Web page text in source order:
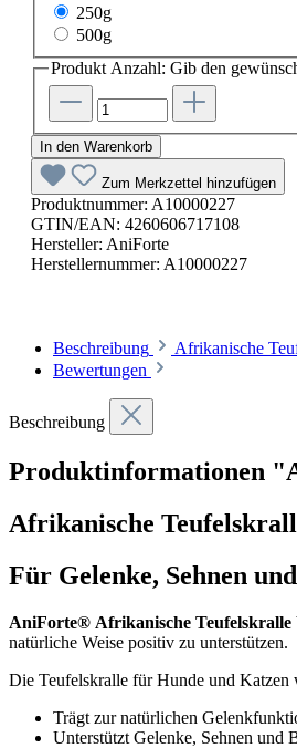
250g
500g
Produkt Anzahl: Gib den
In den Warenkorb
Zum Merkzettel hinzufügen
Produktnummer: A10000227
GTIN/EAN: 4260606717108
Hersteller: AniForte
Herstellernummer: A10000227
Beschreibung Afrikanische
Bewertungen
Beschreibung
Produktinformationen
Afrikanische
Für Gelenke, Sehnen
AniForte® Afrikanische Teufelskralle
natürliche Weise positiv zu unterstützen.
Die Teufelskralle für Hunde und Katzen
Trägt zur natürlichen
Unterstützt Gelenke, Sehnen und